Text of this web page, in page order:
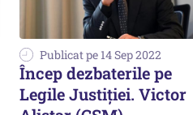
Publicat pe 14 Sep 2022
Încep dezbaterile pe
Legile Justiției. Victor